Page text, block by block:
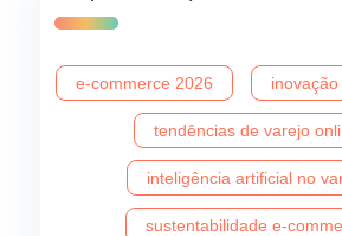
e-commerce 2026
tendências de varejo
inteligência artificial no
sustentabilidade e-